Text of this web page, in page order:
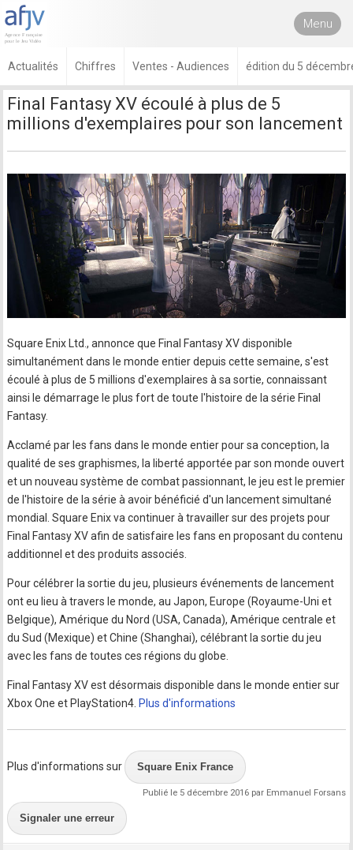
Menu
Actualités Chiffres Ventes - Audiences édition du 5
Final Fantasy XV écoulé à plus de 5
millions d'exemplaires pour son lancement
Square Enix Ltd., annonce que Final Fantasy XV disponible
simultanément dans le monde entier depuis cette semaine, s'est
écoulé à plus de 5 millions d'exemplaires à sa sortie, connaissant
ainsi le démarrage le plus fort de toute l'histoire de la série Final
Fantasy.
Acclamé par les fans dans le monde entier pour sa conception, la
qualité de ses graphismes, la liberté apportée par son monde ouvert
et un nouveau système de combat passionnant, le jeu est le premier
de l'histoire de la série à avoir bénéficié d'un lancement simultané
mondial. Square Enix va continuer à travailler sur des projets pour
Final Fantasy XV afin de satisfaire les fans en proposant du contenu
additionnel et des produits associés.
Pour célébrer la sortie du jeu, plusieurs événements de lancement
ont eu lieu à travers le monde, au Japon, Europe (Royaume-Uni et
Belgique), Amérique du Nord (USA, Canada), Amérique centrale et
du Sud (Mexique) et Chine (Shanghai), célébrant la sortie du jeu
avec les fans de toutes ces régions du globe.
Final Fantasy XV est désormais disponible dans le monde entier sur
Xbox One et PlayStation4. Plus d'informations
Plus d'informations sur Square Enix France
Publié le 5 décembre 2016 par Emmanuel Forsans
Signaler une erreur